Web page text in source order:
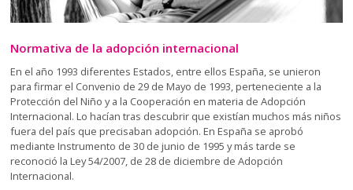
Normativa de la adopción internacional
En el año 1993 diferentes Estados, entre ellos España, se unieron
para firmar el Convenio de 29 de Mayo de 1993, perteneciente a la
Protección del Niño y a la Cooperación en materia de Adopción
Internacional. Lo hacían tras descubrir que existían muchos más niños
fuera del país que precisaban adopción. En España se aprobó
mediante Instrumento de 30 de junio de 1995 y más tarde se
reconoció la Ley 54/2007, de 28 de diciembre de Adopción
Internacional.